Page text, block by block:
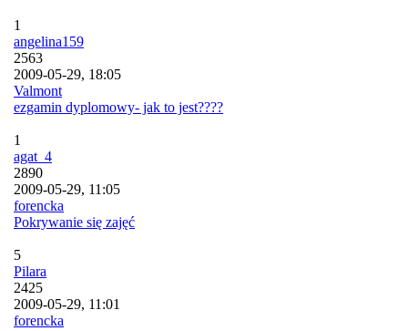
1
angelina159
2563
2009-05-29, 18:05
Valmont
ezgamin dyplomowy- jak to jest????
1
agat_4
2890
2009-05-29, 11:05
forencka
Pokrywanie się zajęć
5
Pilara
2425
2009-05-29, 11:01
forencka